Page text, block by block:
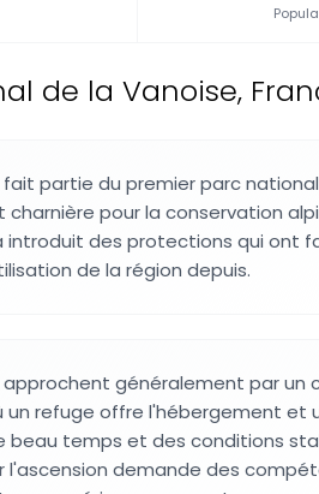
de la Vanoise,
partie du premier parc
charnière pour la conservation
introduit des protections qui ont
de la région depuis.
approchent généralement par un
un refuge offre l'hébergement et
beau temps et des conditions
l'ascension demande des